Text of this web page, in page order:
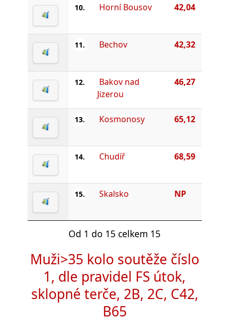
10. Horní Bousov 42,04
11. Bechov 42,32
12.
Bakov nad
Jizerou
46,27
13. Kosmonosy 65,12
14. Chudíř 68,59
15. Skalsko NP
Od 1 do 15 celkem 15
Muži>35 kolo soutěže číslo
1, dle pravidel FS útok,
sklopné terče, 2B, 2C, C42,
B65